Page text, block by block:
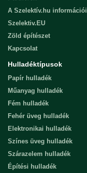
A Szelektív.hu információi
Szelektiv.EU
Zöld építészet
Kapcsolat
Hulladéktípusok
Papír hulladék
Műanyag hulladék
Fém hulladék
Fehér üveg hulladék
Elektronikai hulladék
Színes üveg hulladék
Szárazelem hulladék
Építési hulladék